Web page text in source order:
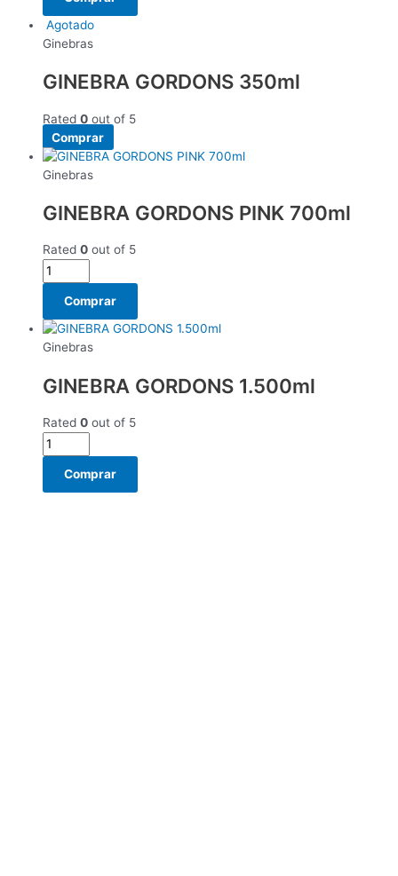
Agotado
Ginebras
GINEBRA GORDONS 350ml
Rated 0 out of 5
Comprar
Ginebras
GINEBRA GORDONS PINK 700ml
Rated 0 out of 5
Comprar
Ginebras
GINEBRA GORDONS 1.500ml
Rated 0 out of 5
Comprar